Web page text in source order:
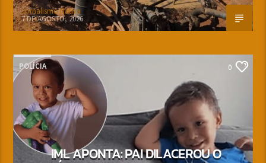
Jornalismo Nativa
7 DE AGOSTO, 2026
POLÍCIA 0
IML APONTA: PAI DILACEROU O